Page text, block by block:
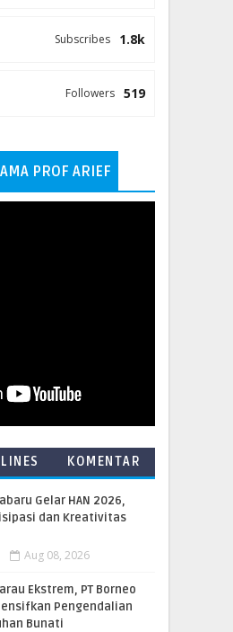
1.8k
Subscribes
519
Followers
PROF ARIEF
KOMENTAR
Gelar HAN 2026,
dan Kreativitas
Aug 08, 2026
Ekstrem, PT Borneo
Pengendalian
Bunati